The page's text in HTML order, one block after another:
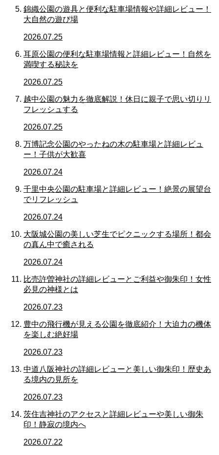
錦織公園の遊具と便利な駐車場情報や詳細レビュー！
大自然の遊び場
2026.07.25
耳原公園の便利な駐車場情報と詳細レビュー！自然を
満喫する秘訣を
2026.07.25
越中公園の魅力を徹底解説！休日に親子で思い切りリ
フレッシュする
2026.07.25
万博記念公園のやったねの木の駐車場と詳細レビュ
ー！子供が大歓喜
2026.07.24
千里中央公園の駐車場と詳細レビュー！絶景の展望台
でリフレッシュ
2026.07.24
大阪城公園の美しい芝生でピクニックする場所！都会
の真ん中で癒される
2026.07.24
比売許曽神社の詳細レビューとご利益や御朱印！女性
必見の神様とは
2026.07.23
豊中の飛行機が見える公園を徹底紹介！大迫力の機体
を楽しむ絶好場
2026.07.23
中道八阪神社の詳細レビューと美しい御朱印！歴史あ
る境内の見所を
2026.07.23
茨住吉神社のアクセスと詳細レビューや美しい御朱
印！静寂の境内へ
2026.07.22